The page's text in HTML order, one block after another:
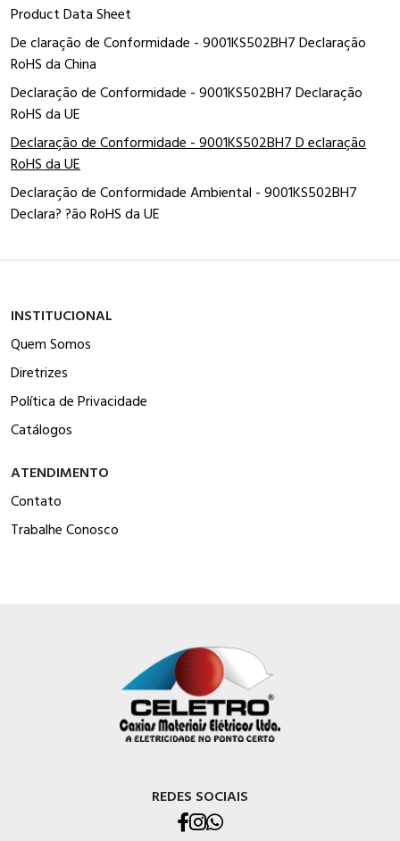
Product Data Sheet
De claração de Conformidade - 9001KS502BH7 Declaração
RoHS da China
Declaração de Conformidade - 9001KS502BH7 Declaração
RoHS da UE
Declaração de Conformidade - 9001KS502BH7 D eclaração
RoHS da UE
Declaração de Conformidade Ambiental - 9001KS502BH7
Declara? ?ão RoHS da UE
INSTITUCIONAL
Quem Somos
Diretrizes
Política de Privacidade
Catálogos
ATENDIMENTO
Contato
Trabalhe Conosco
REDES SOCIAIS